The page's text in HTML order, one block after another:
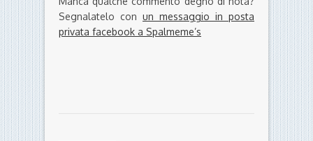
Quelli della bassa ferrarese devono
iniziare a preoccuparsi?